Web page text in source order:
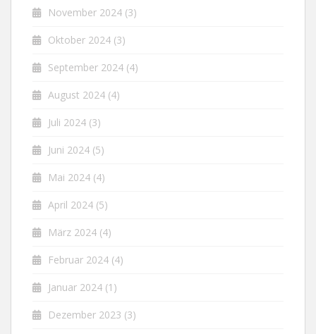
November 2024 (3)
Oktober 2024 (3)
September 2024 (4)
August 2024 (4)
Juli 2024 (3)
Juni 2024 (5)
Mai 2024 (4)
April 2024 (5)
März 2024 (4)
Februar 2024 (4)
Januar 2024 (1)
Dezember 2023 (3)